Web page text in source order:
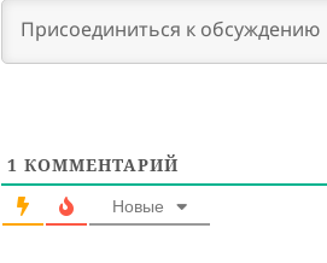
1 КОММЕНТАРИЙ
Новые